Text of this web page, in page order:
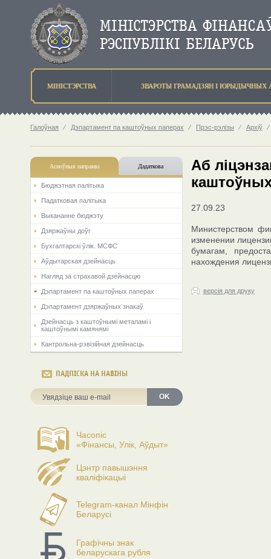
МIНIСТЭРСТВА ЗВАРОТЫ ГРАМАДЗЯН I ЮРЫДЫЧНЫХ
Галоўная ⁄ Дэпартамент па каштоўных паперах ⁄ Прэс-рэлізы ⁄ Архіў ⁄
Асноўныя напрамкi Дадаткова
Бюджэтная палiтыка
Падатковая палітыка
Выкананне бюджэту
Дзяржаўны доўг
Бухгалтарскі ўлік. МСФС
Аўдытарская дзейнасць
Нагляд за страхавой дзейнасцю
Дэпартамент па каштоўных паперах
Дэпартамент дзяржаўных знакаў
Дзейнасць з каштоўнымі металамі і
каштоўнымі камянямі
Кантрольна-рэвізійная дзейнасць
ПАДПІСКА НА НАВІНЫ
OK
Часопіс
«Фінансы, Улік, Аўдыт»
Цэнтр павышэння
кваліфікацыі
Telegram-канал Мінфін
Беларусі
Графічны знак
беларускага рубля
Аб
27.09.23
Министерством
изменении
бумагам,
нахождения
версія для друку